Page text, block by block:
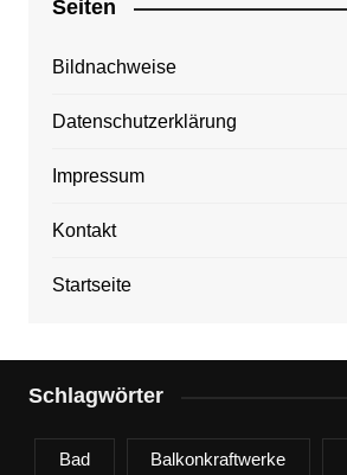
Seiten
Bildnachweise
Datenschutzerklärung
Impressum
Kontakt
Startseite
Schlagwörter
Bad Balkonkraftwerke